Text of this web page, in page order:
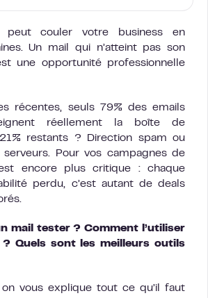
peut couler votre business en
Un mail qui n’atteint pas son
une opportunité professionnelle
récentes, seuls 79% des emails
réellement la boîte de
restants ? Direction spam ou
Pour vos campagnes de
encore plus critique : chaque
perdu, c’est autant de deals
mail tester ? Comment l’utiliser
Quels sont les meilleurs outils
on vous explique tout ce qu’il faut